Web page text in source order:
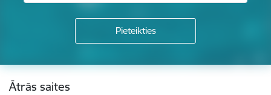
Kājene
Ātrās saites